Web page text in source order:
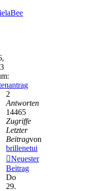
2
Antworten
14465
Zugriffe
Letzter
Beitragvon
brillenetui
Neuester
Beitrag
Do
29.